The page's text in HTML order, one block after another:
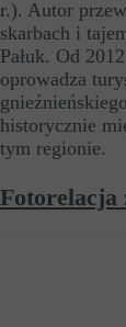
r.). Autor
skarbach i
Pałuk. Od
oprowadza
historycznie
tym regionie.
Fotorelacja